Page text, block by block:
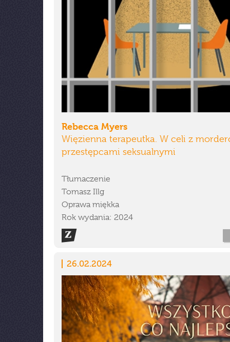
Rebecca Myers
Więzienna terapeutka. W celi z
przestępcami seksualnymi
Tłumaczenie
Tomasz Illg
Oprawa miękka
Rok wydania: 2024
26.02.2024